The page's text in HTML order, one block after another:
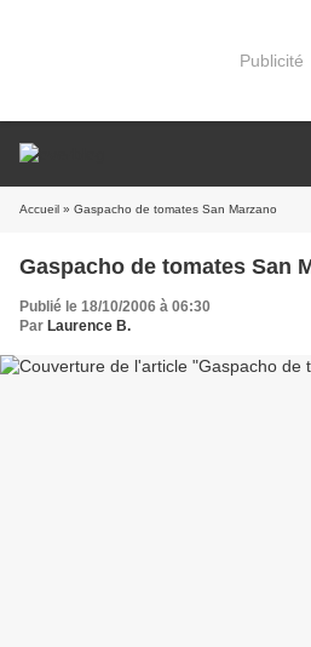
Publicité
Accueil » Gaspacho de tomates San Marzano
Gaspacho de tomates San
Publié le 18/10/2006 à 06:30
Par Laurence B.